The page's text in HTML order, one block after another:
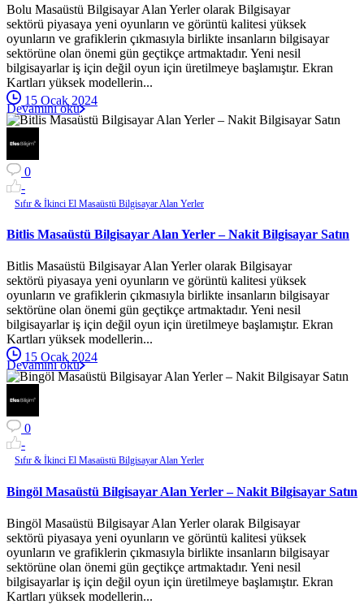
Bolu Masaüstü Bilgisayar Alan Yerler olarak Bilgisayar
sektörü piyasaya yeni oyunların ve görüntü kalitesi yüksek
oyunların ve grafiklerin çıkmasıyla birlikte insanların bilgisayar
sektörüne olan önemi gün geçtikçe artmaktadır. Yeni nesil
bilgisayarlar iş için değil oyun için üretilmeye başlamıştır. Ekran
Kartları yüksek modellerin...
15 Ocak 2024
Devamını oku
0
-
Sıfır & İkinci El Masaüstü Bilgisayar Alan Yerler
Bitlis Masaüstü Bilgisayar Alan Yerler – Nakit Bilgisayar Satın
Bitlis Masaüstü Bilgisayar Alan Yerler olarak Bilgisayar
sektörü piyasaya yeni oyunların ve görüntü kalitesi yüksek
oyunların ve grafiklerin çıkmasıyla birlikte insanların bilgisayar
sektörüne olan önemi gün geçtikçe artmaktadır. Yeni nesil
bilgisayarlar iş için değil oyun için üretilmeye başlamıştır. Ekran
Kartları yüksek modellerin...
15 Ocak 2024
Devamını oku
0
-
Sıfır & İkinci El Masaüstü Bilgisayar Alan Yerler
Bingöl Masaüstü Bilgisayar Alan Yerler – Nakit Bilgisayar Satın
Bingöl Masaüstü Bilgisayar Alan Yerler olarak Bilgisayar
sektörü piyasaya yeni oyunların ve görüntü kalitesi yüksek
oyunların ve grafiklerin çıkmasıyla birlikte insanların bilgisayar
sektörüne olan önemi gün geçtikçe artmaktadır. Yeni nesil
bilgisayarlar iş için değil oyun için üretilmeye başlamıştır. Ekran
Kartları yüksek modellerin...